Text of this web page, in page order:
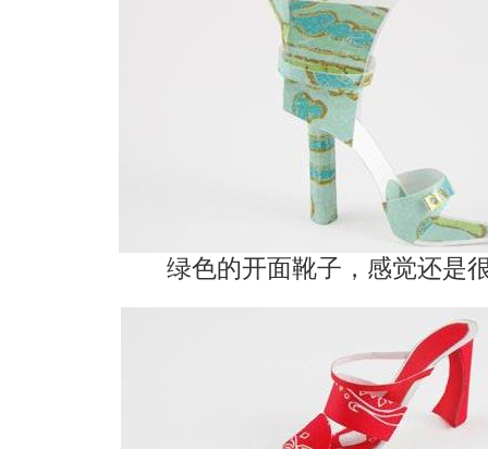
绿色的开面靴子，感觉还是